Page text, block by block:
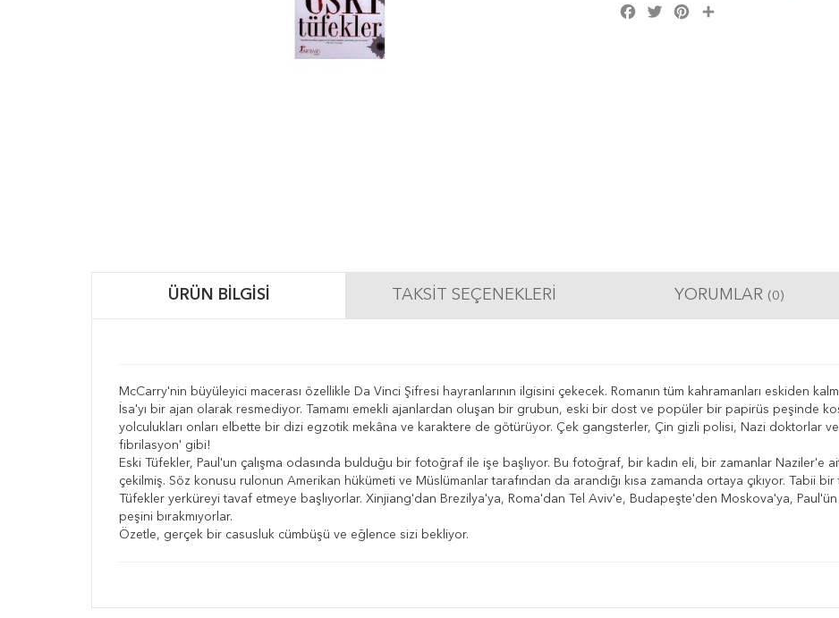
Facebook
Twitter Pinterest
ÜRÜN BILGISI TAKSIT SEÇENEKLERI YORUMLAR (0)
McCarry'nin büyüleyici macerası özellikle Da Vinci Şifresi hayranlarının ilgisini çekecek. Romanın tüm kahramanları eskiden
İsa'yı bir ajan olarak resmediyor. Tamamı emekli ajanlardan oluşan bir grubun, eski bir dost ve popüler bir papirüs peşinde
yolculukları onları elbette bir dizi egzotik mekâna ve karaktere de götürüyor. Çek gangsterler, Çin gizli polisi, Nazi doktorlar
fibrilasyon' gibi!
Eski Tüfekler, Paul'un çalışma odasında bulduğu bir fotoğraf ile işe başlıyor. Bu fotoğraf, bir kadın eli, bir zamanlar Naziler'e
çekilmiş. Söz konusu rulonun Amerikan hükümeti ve Müslümanlar tarafından da arandığı kısa zamanda ortaya çıkıyor. Tabii
Tüfekler yerküreyi tavaf etmeye başlıyorlar. Xinjiang'dan Brezilya'ya, Roma'dan Tel Aviv'e, Budapeşte'den Moskova'ya,
peşini bırakmıyorlar.
Özetle, gerçek bir casusluk cümbüşü ve eğlence sizi bekliyor.